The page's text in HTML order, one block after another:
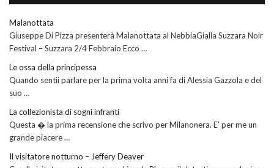
Malanottata
Giuseppe Di Pizza presenterà Malanottata al NebbiaGialla Suzzara Noir
Festival – Suzzara 2/4 Febbraio Ecco …
Le ossa della principessa
Quando sentii parlare per la prima volta anni fa di Alessia Gazzola e del
suo …
La collezionista di sogni infranti
Questa � la prima recensione che scrivo per Milanonera. E' per me un
grande piacere …
Il visitatore notturno – Jeffery Deaver